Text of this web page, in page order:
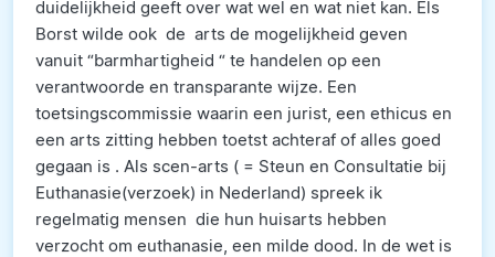
duidelijkheid geeft over wat wel en wat niet kan. Els
Borst wilde ook de arts de mogelijkheid geven
vanuit “barmhartigheid “ te handelen op een
verantwoorde en transparante wijze. Een
toetsingscommissie waarin een jurist, een ethicus en
een arts zitting hebben toetst achteraf of alles goed
gegaan is . Als scen-arts ( = Steun en Consultatie bij
Euthanasie(verzoek) in Nederland) spreek ik
regelmatig mensen die hun huisarts hebben
verzocht om euthanasie, een milde dood. In de wet is